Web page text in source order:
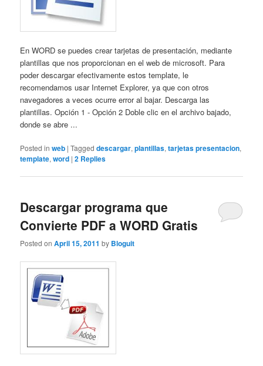
En WORD se puedes crear tarjetas de presentación, mediante
plantillas que nos proporcionan en el web de microsoft. Para
poder descargar efectivamente estos template, le
recomendamos usar Internet Explorer, ya que con otros
navegadores a veces ocurre error al bajar. Descarga las
plantillas. Opción 1 - Opción 2 Doble clic en el archivo bajado,
donde se abre ...
Posted in web |Tagged descargar,plantillas,tarjetas presentacion,
template,word |2 Replies
Descargar programa que
Convierte PDF a WORD Gratis
Posted onApril 15, 2011 by Bloguit